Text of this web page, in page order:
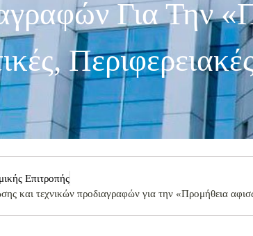
Για Την
Επιτροπής
και τεχνικών προδιαγραφών για την «Προμήθεια